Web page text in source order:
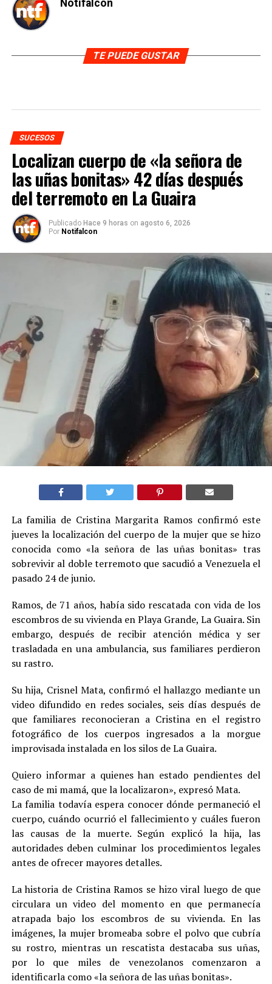
Notifalcon
TE PUEDE GUSTAR
SUCESOS
Localizan cuerpo de «la señora de
las uñas bonitas» 42 días después
del terremoto en La Guaira
Publicado Hace 9 horas on agosto 6, 2026
Por Notifalcon
La familia de Cristina Margarita Ramos confirmó este
jueves la localización del cuerpo de la mujer que se hizo
conocida como «la señora de las uñas bonitas» tras
sobrevivir al doble terremoto que sacudió a Venezuela el
pasado 24 de junio.
Ramos, de 71 años, había sido rescatada con vida de los
escombros de su vivienda en Playa Grande, La Guaira. Sin
embargo, después de recibir atención médica y ser
trasladada en una ambulancia, sus familiares perdieron
su rastro.
Su hija, Crisnel Mata, confirmó el hallazgo mediante un
video difundido en redes sociales, seis días después de
que familiares reconocieran a Cristina en el registro
fotográfico de los cuerpos ingresados a la morgue
improvisada instalada en los silos de La Guaira.
Quiero informar a quienes han estado pendientes del
caso de mi mamá, que la localizaron», expresó Mata.
La familia todavía espera conocer dónde permaneció el
cuerpo, cuándo ocurrió el fallecimiento y cuáles fueron
las causas de la muerte. Según explicó la hija, las
autoridades deben culminar los procedimientos legales
antes de ofrecer mayores detalles.
La historia de Cristina Ramos se hizo viral luego de que
circulara un video del momento en que permanecía
atrapada bajo los escombros de su vivienda. En las
imágenes, la mujer bromeaba sobre el polvo que cubría
su rostro, mientras un rescatista destacaba sus uñas,
por lo que miles de venezolanos comenzaron a
identificarla como «la señora de las uñas bonitas».